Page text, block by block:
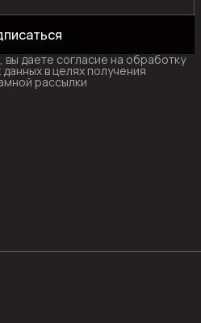
даете согласие на обработку
в целях получения
рассылки